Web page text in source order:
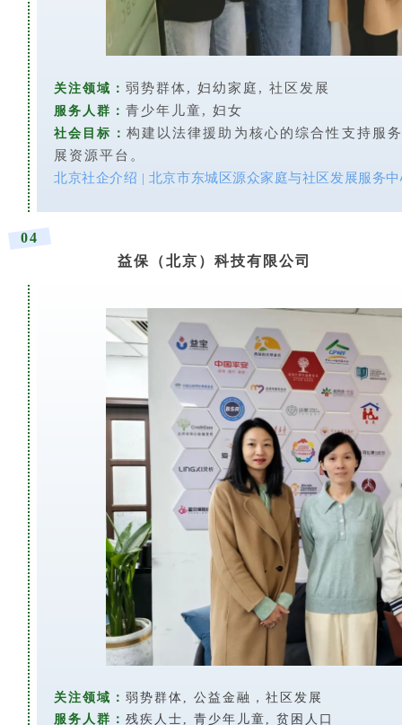
关注领域： 弱势群体, 妇幼家庭, 社区发展
服务人群： 青少年儿童, 妇女
社会目标： 构建以法律援助为核心的综合性支持服
展资源平台。
北京社企介绍 | 北京市东城区源众家庭与社区发展服务
04
益保（北京）科技有限公司
关注领域： 弱势群体, 公益金融，社区发展
服务人群： 残疾人士, 青少年儿童, 贫困人口